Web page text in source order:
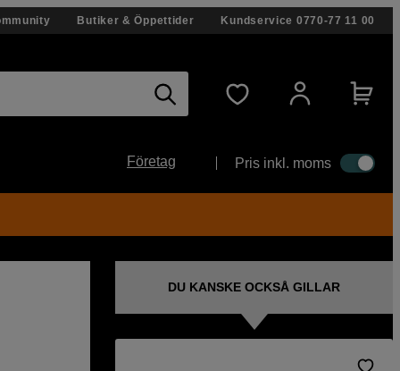
Butiker & Öppettider Kundservice 0770-77 11 00
Företag Pris inkl. moms
DU KANSKE OCKSÅ GILLAR